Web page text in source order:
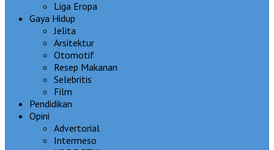
Liga Eropa
Gaya Hidup
Jelita
Arsitektur
Otomotif
Resep Makanan
Selebritis
Film
Pendidikan
Opini
Advertorial
Intermeso